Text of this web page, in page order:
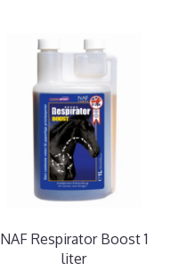
NAF Respirator Boost 1
liter